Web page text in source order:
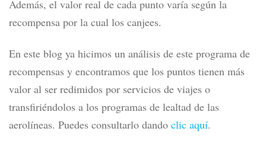
Además, el valor real de cada punto varía según la
recompensa por la cual los canjees.
En este blog ya hicimos un análisis de este programa de
recompensas y encontramos que los puntos tienen más
valor al ser redimidos por servicios de viajes o
transfiriéndolos a los programas de lealtad de las
aerolíneas. Puedes consultarlo dando clic aquí.